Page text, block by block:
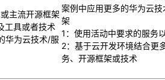
主流开源框架
工具或者技术
华为云技术/服
案例中应用更多的华为云
架
1：使用活动中要求的服务
2：基于云开发环境结合更
务、开源框架或技术